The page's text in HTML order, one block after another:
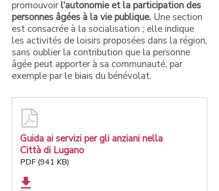
promouvoirl'autonomie et la participation des
personnes âgées à la vie publique. Une section
est consacrée à la socialisation ; elle indique
les activités de loisirs proposées dans la région,
sans oublier la contribution que la personne
âgée peut apporter à sa communauté, par
exemple par le biais du bénévolat.
Guida ai servizi per gli anziani nella
Città di Lugano
PDF (941 KB)